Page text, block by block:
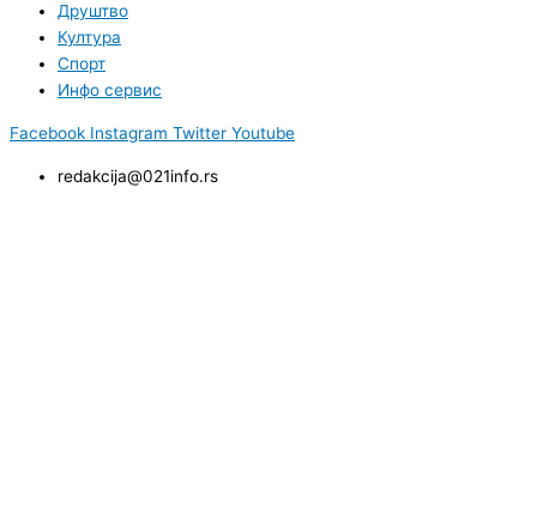
Друштво
Култура
Спорт
Инфо сервис
Facebook Instagram Twitter Youtube
redakcija@021info.rs